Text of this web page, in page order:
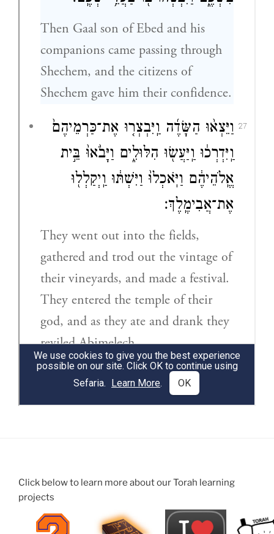
Click below to learn more about our Torah learning
projects